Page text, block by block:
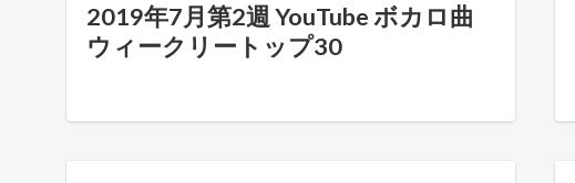
2019年7月第2週 YouTube ボカロ曲
ウィークリートップ30